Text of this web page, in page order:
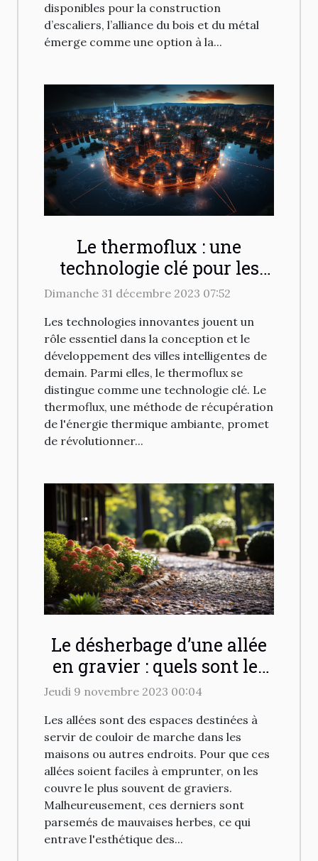
disponibles pour la construction
d’escaliers, l’alliance du bois et du métal
émerge comme une option à la...
Le thermoflux : une
technologie clé pour les
villes intelligentes de
Dimanche 31 décembre 2023 07:52
Les technologies innovantes jouent un
rôle essentiel dans la conception et le
développement des villes intelligentes de
demain. Parmi elles, le thermoflux se
distingue comme une technologie clé. Le
thermoflux, une méthode de récupération
de l'énergie thermique ambiante, promet
de révolutionner...
Le désherbage d’une allée
en gravier : quels sont les
différents moyens pour
désherber efficacement ?
Jeudi 9 novembre 2023 00:04
Les allées sont des espaces destinées à
servir de couloir de marche dans les
maisons ou autres endroits. Pour que ces
allées soient faciles à emprunter, on les
couvre le plus souvent de graviers.
Malheureusement, ces derniers sont
parsemés de mauvaises herbes, ce qui
entrave l'esthétique des...